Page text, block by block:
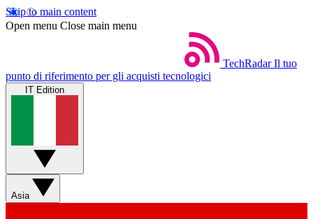
Skip to main content
Open menu Close main menu
TechRadar Il tuo
punto di riferimento per gli acquisti tecnologici
IT Edition
Asia